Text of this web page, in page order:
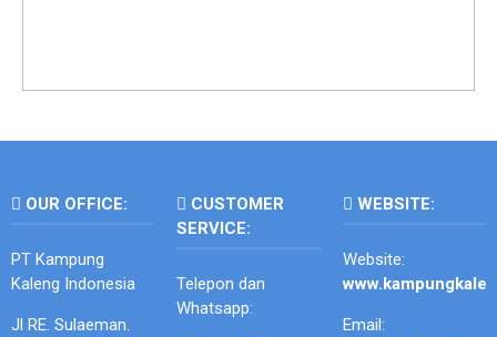
OUR OFFICE:
PT Kampung
Kaleng Indonesia
Jl RE. Sulaeman.
CUSTOMER
SERVICE:
Telepon dan
Whatsapp:
WEBSITE:
Website:
Email: